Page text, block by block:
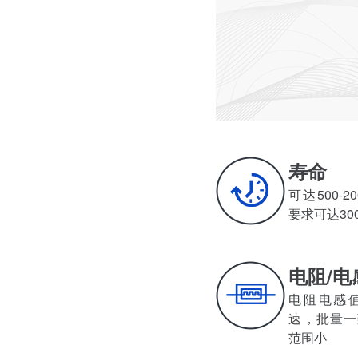
寿命
可达500-
要求可达
电阻/电
电阻电感值
速，批量
范围小